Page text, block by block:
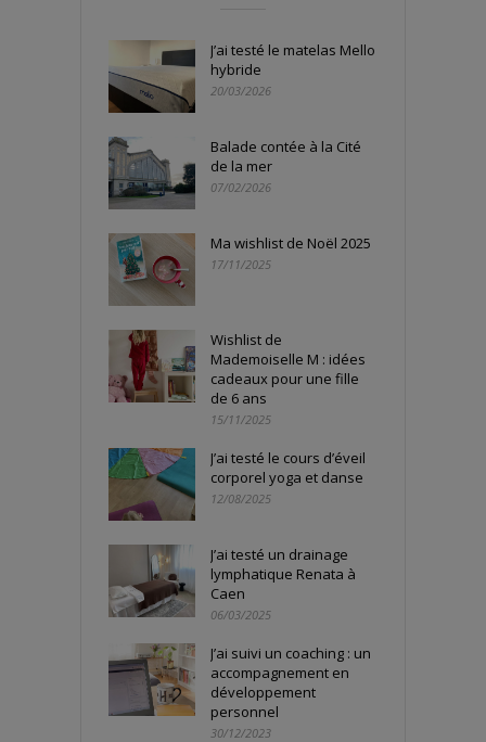
J’ai testé le matelas Mello
hybride
20/03/2026
Balade contée à la Cité
de la mer
07/02/2026
Ma wishlist de Noël 2025
17/11/2025
Wishlist de
Mademoiselle M : idées
cadeaux pour une fille
de 6 ans
15/11/2025
J’ai testé le cours d’éveil
corporel yoga et danse
12/08/2025
J’ai testé un drainage
lymphatique Renata à
Caen
06/03/2025
J’ai suivi un coaching : un
accompagnement en
développement
personnel
30/12/2023